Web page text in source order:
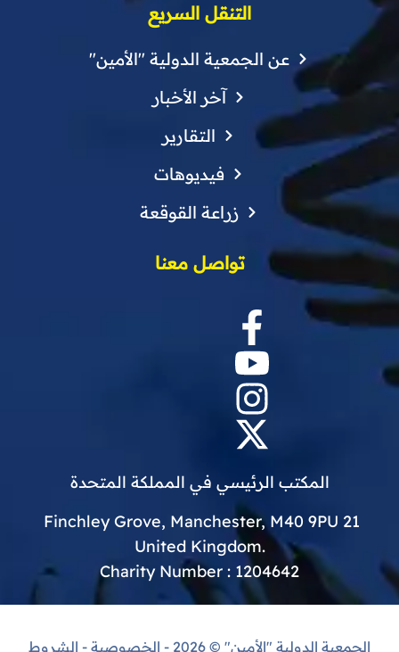
التنقل السريع
عن الجمعية الدولية "الأمين"
آخر الأخبار
التقارير
فيديوهات
زراعة القوقعة
تواصل معنا
المكتب الرئيسي في المملكة المتحدة
21 Finchley Grove, Manchester, M40 9PU
.United Kingdom
Charity Number : 1204642
الجمعية الدولية "الأمين" © 2026 - الخصوصية - الشروط